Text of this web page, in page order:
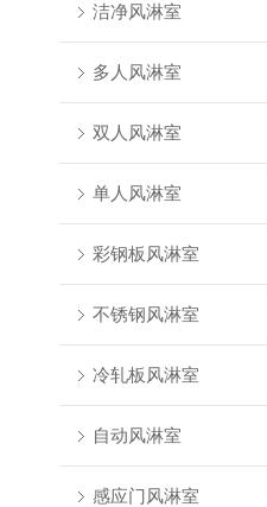
洁净风淋室
多人风淋室
双人风淋室
单人风淋室
彩钢板风淋室
不锈钢风淋室
冷轧板风淋室
自动风淋室
感应门风淋室